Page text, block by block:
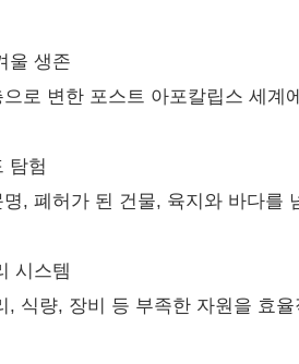
울 생존
로 변한 포스트 아포칼립스 세계
탐험
, 폐허가 된 건물, 육지와 바다를
시스템
, 식량, 장비 등 부족한 자원을 효